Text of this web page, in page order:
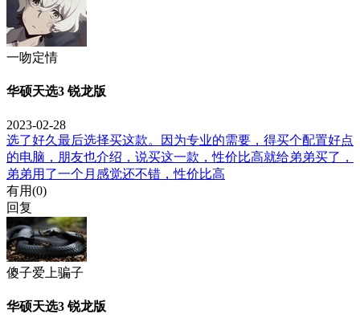
一吻定情
华硕天选3 锐龙版
2023-02-28
选了好久最后选择买这款。因为专业的需要，得买个配置好点
的电脑，朋友也介绍，说买这一款，性价比高就给弟弟买了，
弟弟用了一个月感觉还不错，性价比高
有用(0)
回复
傻子爱上骗子
华硕天选3 锐龙版